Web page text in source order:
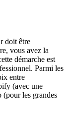
doit être
vous avez la
démarche est
Parmi les
entre
(avec une
les grandes